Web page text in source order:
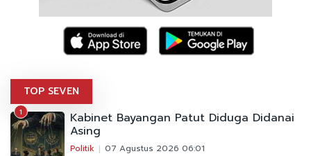
TOP SEVEN
1 Kabinet Bayangan Patut Diduga Didanai
Asing
Politik 07 Agustus 2026 06:01